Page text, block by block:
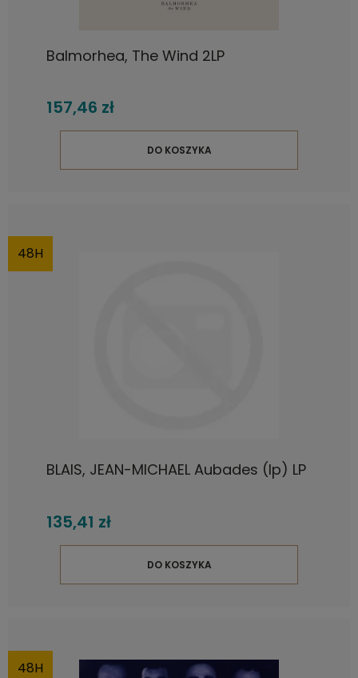
Balmorhea, The Wind 2LP
157,46 zł
DO KOSZYKA
BLAIS, JEAN-MICHAEL Aubades (lp) LP
135,41 zł
DO KOSZYKA
48H
48H